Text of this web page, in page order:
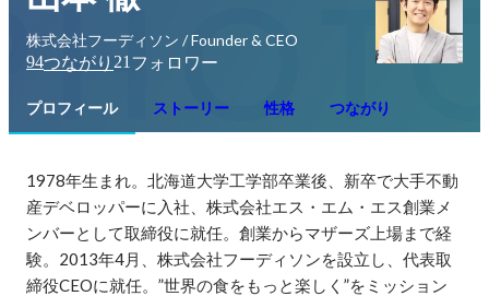
株式会社フーディソン / Founder & CEO
94つながり 21 フォロワー
プロフィール ストーリー 性格 つながり
1978年生まれ。北海道大学工学部卒業後、新卒で大手不動
産デベロッパーに入社、株式会社エス・エム・エス創業メ
ンバーとして取締役に就任。創業からマザーズ上場まで経
験。2013年4月、株式会社フーディソンを設立し、代表取
締役CEOに就任。”世界の食をもっと楽しく”をミッション